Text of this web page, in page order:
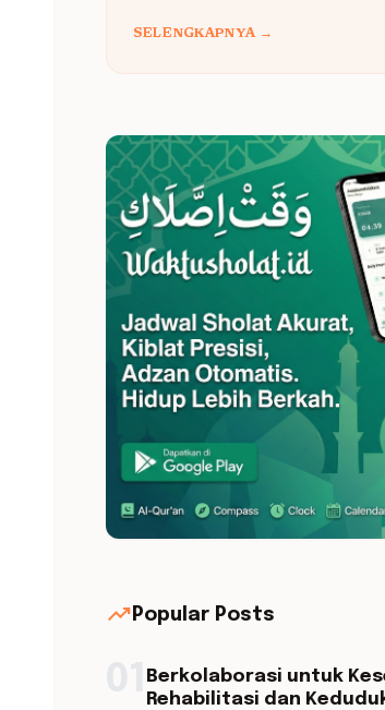
SELENGKAPNYA →
trending_up Popular Posts
Berkolaborasi untuk
Rehabilitasi dan